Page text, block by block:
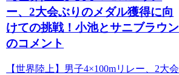
ー、2大会ぶりのメダル獲得に向
けての挑戦！小池とサニブラウン
のコメント
【世界陸上】男子4×100mリレー、2大会